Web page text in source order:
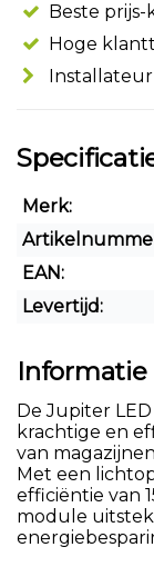
Beste
Hoge
Merk:
EAN:
Levertijd:
Informatie
De Jupiter
krachtige en
van
Met een
efficiëntie van
module